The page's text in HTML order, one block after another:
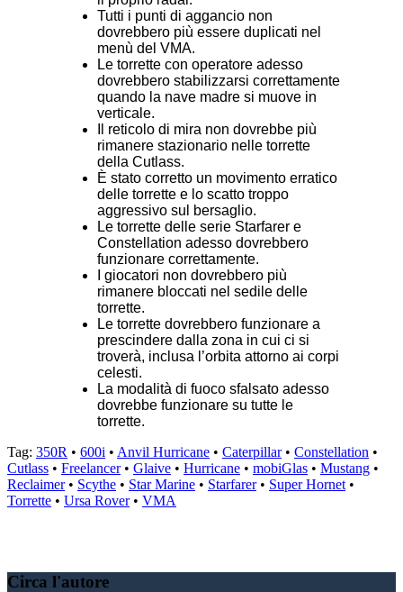
Tutti i punti di aggancio non
dovrebbero più essere duplicati nel
menù del VMA.
Le torrette con operatore adesso
dovrebbero stabilizzarsi correttamente
quando la nave madre si muove in
verticale.
Il reticolo di mira non dovrebbe più
rimanere stazionario nelle torrette
della Cutlass.
È stato corretto un movimento erratico
delle torrette e lo scatto troppo
aggressivo sul bersaglio.
Le torrette delle serie Starfarer e
Constellation adesso dovrebbero
funzionare correttamente.
I giocatori non dovrebbero più
rimanere bloccati nel sedile delle
torrette.
Le torrette dovrebbero funzionare a
prescindere dalla zona in cui ci si
troverà, inclusa l’orbita attorno ai corpi
celesti.
La modalità di fuoco sfalsato adesso
dovrebbe funzionare su tutte le
torrette.
Tag: 350R • 600i • Anvil Hurricane • Caterpillar• Constellation •
Cutlass • Freelancer• Glaive • Hurricane • mobiGlas • Mustang •
Reclaimer• Scythe • Star Marine • Starfarer• Super Hornet •
Torrette • Ursa Rover• VMA
Circa l'autore